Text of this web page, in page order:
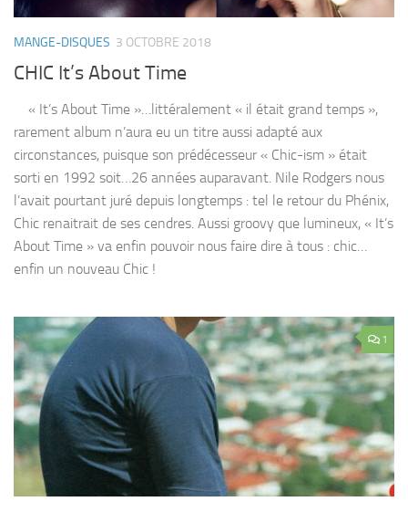
MANGE-DISQUES 3 OCTOBRE 2018
CHIC It’s About Time
« It’s About Time »…littéralement « il était grand temps »,
rarement album n’aura eu un titre aussi adapté aux
circonstances, puisque son prédécesseur « Chic-ism » était
sorti en 1992 soit…26 années auparavant. Nile Rodgers nous
l’avait pourtant juré depuis longtemps : tel le retour du Phénix,
Chic renaitrait de ses cendres. Aussi groovy que lumineux, « It’s
About Time » va enfin pouvoir nous faire dire à tous : chic…
enfin un nouveau Chic !
1